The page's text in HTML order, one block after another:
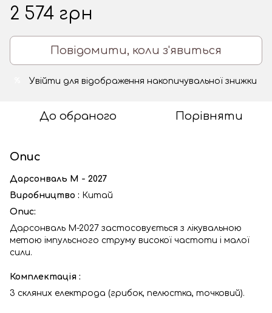
2 574 грн
Повідомити, коли з'явиться
Увійти для відображення накопичувальної знижки
До обраного Порівняти
Опис
Дарсонваль М - 2027
Виробництво : Китай
Опис:
Дарсонваль M-2027 застосовується з лікувальною
метою імпульсного струму високої частоти і малої
сили.
Комплектація :
3 скляних електрода (грибок, пелюстка, точковий).